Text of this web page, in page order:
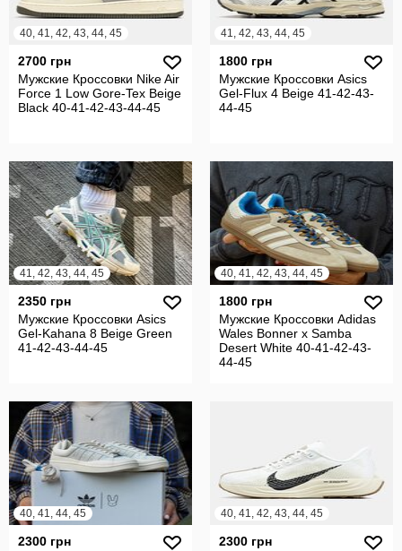
40, 41, 42, 43, 44, 45
2700 грн
Мужские Кроссовки Nike Air
Force 1 Low Gore-Tex Beige
Black 40-41-42-43-44-45
41, 42, 43, 44, 45
1800 грн
Мужские Кроссовки Asics
Gel-Flux 4 Beige 41-42-43-
44-45
41, 42, 43, 44, 45
2350 грн
Мужские Кроссовки Asics
Gel-Kahana 8 Beige Green
41-42-43-44-45
40, 41, 42, 43, 44, 45
1800 грн
Мужские Кроссовки Adidas
Wales Bonner x Samba
Desert White 40-41-42-43-
44-45
40, 41, 44, 45
2300 грн
40, 41, 42, 43, 44, 45
2300 грн